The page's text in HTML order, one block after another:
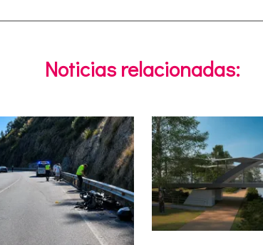
Noticias relacionadas: